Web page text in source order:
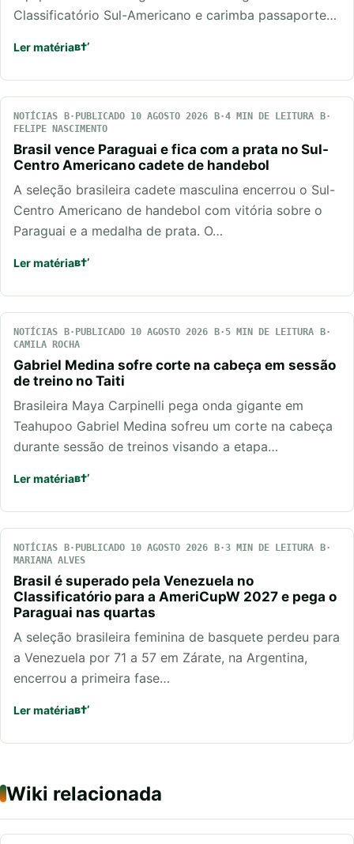
Classificatório Sul-Americano e carimba passaporte…
Ler matéria
NOTÍCIAS PUBLICADO 10 AGOSTO 2026
4 MIN DE LEITURA
FELIPE NASCIMENTO
Brasil vence Paraguai e fica com a prata no Sul-
Centro Americano cadete de handebol
A seleção brasileira cadete masculina encerrou o Sul-
Centro Americano de handebol com vitória sobre o
Paraguai e a medalha de prata. O…
Ler matéria
NOTÍCIAS PUBLICADO 10 AGOSTO 2026
5 MIN DE LEITURA
CAMILA ROCHA
Gabriel Medina sofre corte na cabeça em sessão
de treino no Taiti
Brasileira Maya Carpinelli pega onda gigante em
Teahupoo Gabriel Medina sofreu um corte na cabeça
durante sessão de treinos visando a etapa…
Ler matéria
NOTÍCIAS PUBLICADO 10 AGOSTO 2026
3 MIN DE LEITURA
MARIANA ALVES
Brasil é superado pela Venezuela no
Classificatório para a AmeriCupW 2027 e pega o
Paraguai nas quartas
A seleção brasileira feminina de basquete perdeu para
a Venezuela por 71 a 57 em Zárate, na Argentina,
encerrou a primeira fase…
Ler matéria
Wiki relacionada